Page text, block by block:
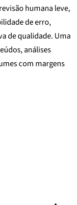
humana leve,
de erro,
de qualidade. Uma
análises
com margens